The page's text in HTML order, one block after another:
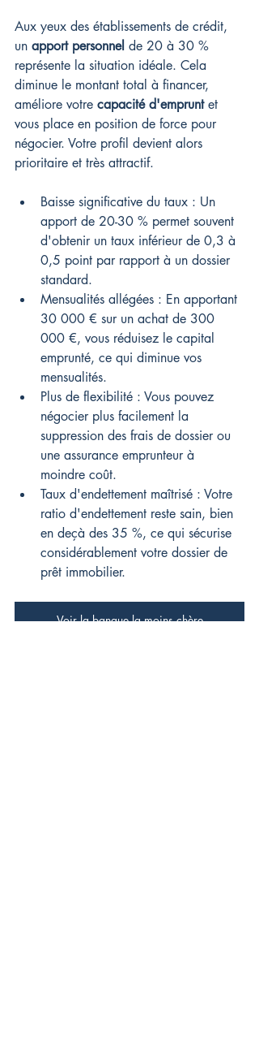
Aux yeux des établissements de crédit,
un apport personnel de 20 à 30 %
représente la situation idéale. Cela
diminue le montant total à financer,
améliore votre capacité d'emprunt et
vous place en position de force pour
négocier. Votre profil devient alors
prioritaire et très attractif.
Baisse significative du taux : Un
apport de 20-30 % permet souvent
d'obtenir un taux inférieur de 0,3 à
0,5 point par rapport à un dossier
standard.
Mensualités allégées : En apportant
30 000 € sur un achat de 300
000 €, vous réduisez le capital
emprunté, ce qui diminue vos
mensualités.
Plus de flexibilité : Vous pouvez
négocier plus facilement la
suppression des frais de dossier ou
une assurance emprunteur à
moindre coût.
Taux d'endettement maîtrisé : Votre
ratio d'endettement reste sain, bien
en deçà des 35 %, ce qui sécurise
considérablement votre dossier de
prêt immobilier.
Voir la banque la moins chère